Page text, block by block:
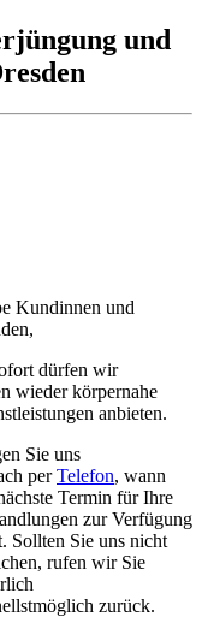
und
Kundinnen und
dürfen wir
wieder körpernahe
anbieten.
Sie uns
perTelefon, wann
Termin für Ihre
zur Verfügung
Sollten Sie uns nicht
rufen wir Sie
zurück.